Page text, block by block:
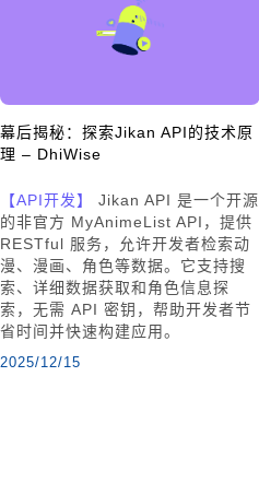
幕后揭秘：探索Jikan API的技术原
理 – DhiWise
【API开发】
Jikan API 是一个开源
的非官方 MyAnimeList API，提供
RESTful 服务，允许开发者检索动
漫、漫画、角色等数据。它支持搜
索、详细数据获取和角色信息探
索，无需 API 密钥，帮助开发者节
省时间并快速构建应用。
2025/12/15